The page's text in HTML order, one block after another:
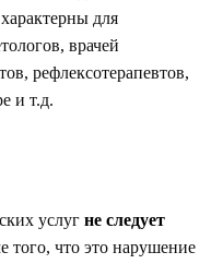
для
врачей
рефлексотерапевтов,
и т.д.
услуг не следует
того, что это нарушение